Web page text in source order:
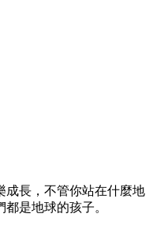
成長，不管你站在什麼地
是地球的孩子。